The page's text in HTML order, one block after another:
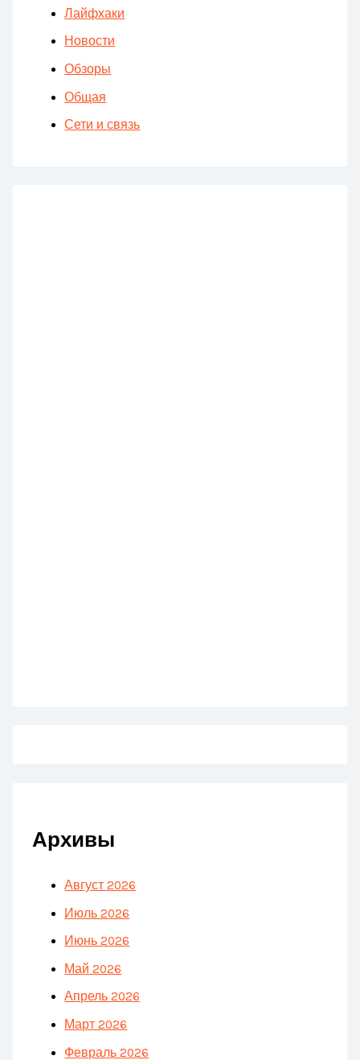
Лайфхаки
Новости
Обзоры
Общая
Сети и связь
Архивы
Август 2026
Июль 2026
Июнь 2026
Май 2026
Апрель 2026
Март 2026
Февраль 2026